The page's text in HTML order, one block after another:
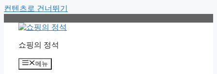
컨텐츠로 건너뛰기
쇼핑의 정석
메뉴